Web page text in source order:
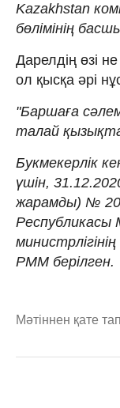
Kazakhstan
бөлімінің
Дарелдің өзі не
ол қысқа әрі
"Баршаға
талай
Букмекерлік
үшін,
жарамды) №
РММ берілген.
Мәтіннен қате